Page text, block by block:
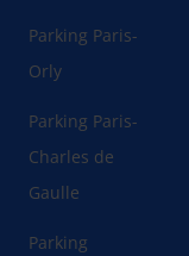
Parking Paris-
Orly
Parking Paris-
Charles de
Gaulle
Parking